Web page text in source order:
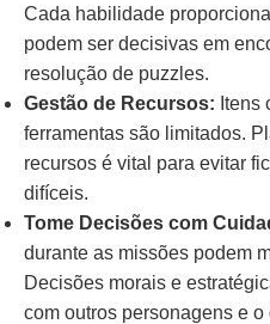
Cada habilidade
podem ser decisivas em
resolução de puzzles.
Gestão de Recursos: Itens
ferramentas são limitados.
recursos é vital para evitar
difíceis.
Tome Decisões com
durante as missões podem
Decisões morais e
com outros personagens e